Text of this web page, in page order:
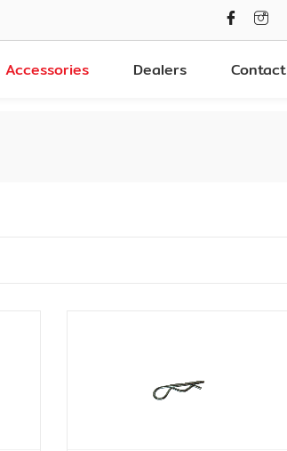
Accessories Dealers Contact